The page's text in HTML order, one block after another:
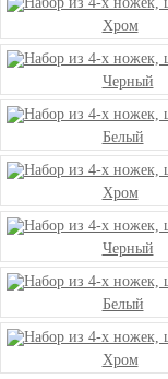
Хром
Черный
Белый
Хром
Черный
Белый
Хром